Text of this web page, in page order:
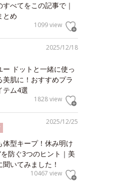
すべてをこの記事で｜
とめ
1099 view
2025/12/18
ー ドットと一緒に使っ
美肌に！おすすめプラ
テム4選
1828 view
2025/12/25
体型キープ！休み明け
を防ぐ3つのヒント｜美
いてみました！
10467 view